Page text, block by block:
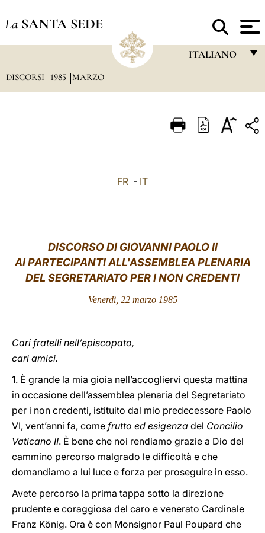
La SANTA SEDE
ITALIANO
ITALIANO
中文
LATINE
DISCORSI 1985 MARZO
FR - IT
DISCORSO DI GIOVANNI PAOLO II
AI PARTECIPANTI ALL'ASSEMBLEA PLENARIA
DEL SEGRETARIATO PER I NON CREDENTI
Venerdì, 22 marzo 1985
Cari fratelli nell’episcopato,
cari amici.
1. È grande la mia gioia nell’accogliervi questa mattina
in occasione dell’assemblea plenaria del Segretariato
per i non credenti, istituito dal mio predecessore Paolo
VI, vent’anni fa, come frutto ed esigenza del Concilio
Vaticano II. È bene che noi rendiamo grazie a Dio del
cammino percorso malgrado le difficoltà e che
domandiamo a lui luce e forza per proseguire in esso.
Avete percorso la prima tappa sotto la direzione
prudente e coraggiosa del caro e venerato Cardinale
Franz König. Ora è con Monsignor Paul Poupard che